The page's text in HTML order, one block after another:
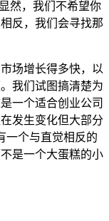
然，我们不希望你
反，我们会寻找那
场增长得多快，以
我们试图搞清楚为
一个适合创业公司
发生变化但大部分
一个与直觉相反的
是一个大蛋糕的小